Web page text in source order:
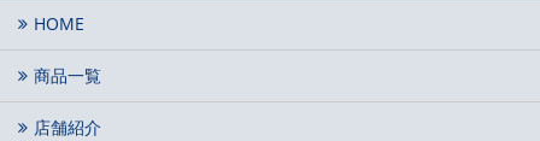
HOME
商品一覧
店舗紹介